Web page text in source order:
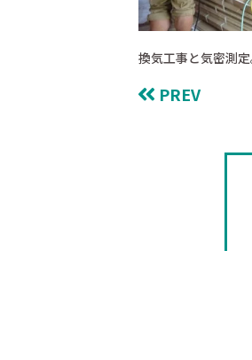
PREV
換気工事と気密測定